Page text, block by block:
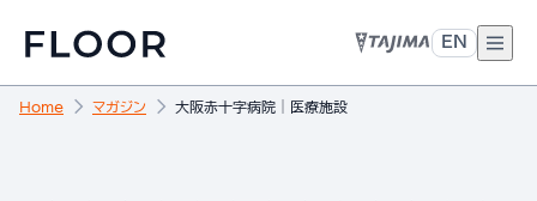
EN
Home マガジン 大阪赤十字病院│医療施設